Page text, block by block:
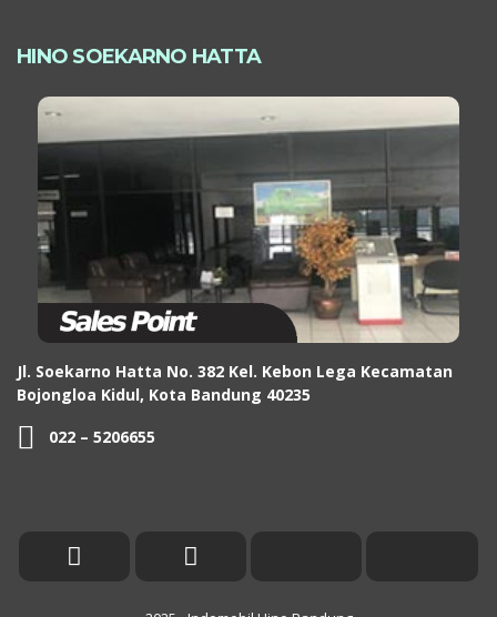
HINO SOEKARNO HATTA
Jl. Soekarno Hatta No. 382 Kel. Kebon Lega Kecamatan
Bojongloa Kidul, Kota Bandung 40235
022 – 5206655